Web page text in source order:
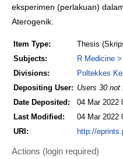
eksperimen (perlakuan)
Aterogenik.
Item Type:
Thesis
Subjects:
R Medicine
Divisions:
Poltekkes
Depositing User: Users 30 not
Date Deposited:
04 Mar 2022
Last Modified:
04 Mar 2022
URI:
http://
Actions (login required)